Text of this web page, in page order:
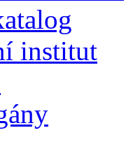
institut